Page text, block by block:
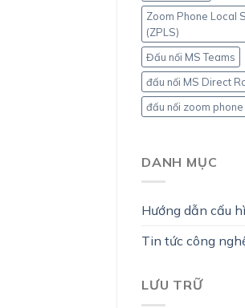
Zoom Phone Local
(ZPLS)
Đấu nối MS Teams
đấu nối MS Direct
đấu nối zoom phone
DANH MỤC
Hướng dẫn cấu
Tin tức công
LƯU TRỮ